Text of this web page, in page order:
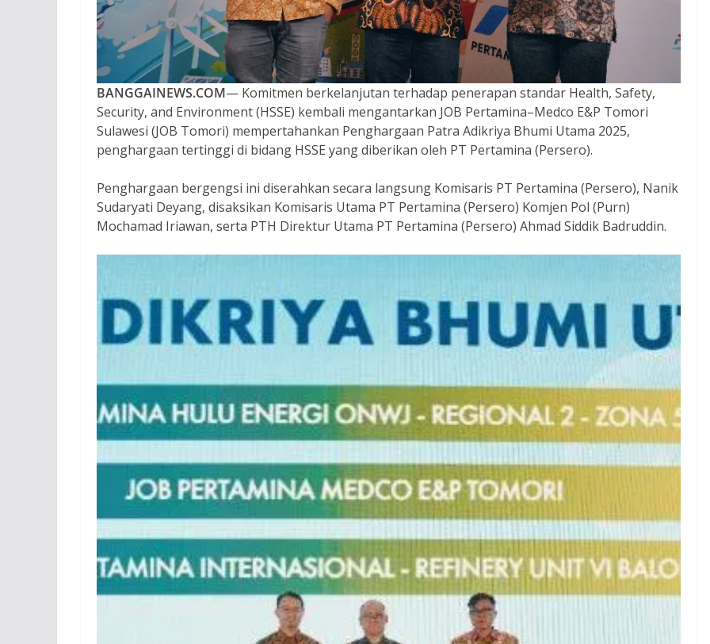
BANGGAINEWS.COM— Komitmen berkelanjutan terhadap penerapan standar Health, Safety,
Security, and Environment (HSSE) kembali mengantarkan JOB Pertamina–Medco E&P Tomori
Sulawesi (JOB Tomori) mempertahankan Penghargaan Patra Adikriya Bhumi Utama 2025,
penghargaan tertinggi di bidang HSSE yang diberikan oleh PT Pertamina (Persero).
Penghargaan bergengsi ini diserahkan secara langsung Komisaris PT Pertamina (Persero), Nanik
Sudaryati Deyang, disaksikan Komisaris Utama PT Pertamina (Persero) Komjen Pol (Purn)
Mochamad Iriawan, serta PTH Direktur Utama PT Pertamina (Persero) Ahmad Siddik Badruddin.